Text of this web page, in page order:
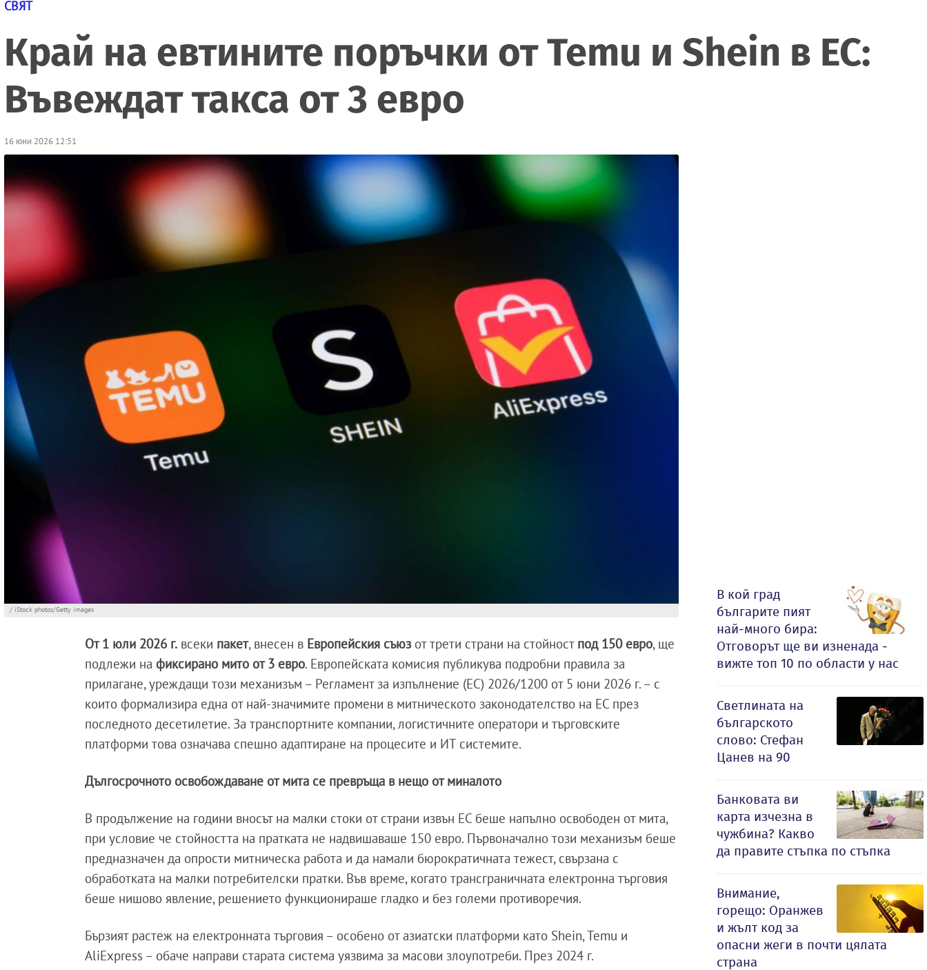
СВЯТ
Край на евтините поръчки от Temu и Shein в ЕС:
Въвеждат такса от 3 евро
16 юни 2026 12:51
/ iStock photos/Getty images
От 1 юли 2026 г. всеки пакет, внесен в Европейския съюзот трети страни на стойност под 150 евро, ще
подлежи нафиксирано мито от 3 евро. Европейската комисия публикува подробни правила за
прилагане, уреждащи този механизъм – Регламент за изпълнение (ЕС) 2026/1200 от 5 юни 2026 г. – с
които формализира една от най-значимите промени в митническото законодателство на ЕС през
последното десетилетие. За транспортните компании, логистичните оператори и търговските
платформи това означава спешно адаптиране на процесите и ИТ системите.
Дългосрочното освобождаване от мита се превръща в нещо от миналото
В продължение на години вносът на малки стоки от страни извън ЕС беше напълно освободен от мита,
при условие че стойността на пратката не надвишаваше 150 евро. Първоначално този механизъм беше
предназначен да опрости митническа работа и да намали бюрократичната тежест, свързана с
обработката на малки потребителски пратки. Във време, когато трансграничната електронна търговия
беше нишово явление, решението функционираше гладко и без големи противоречия.
Бързият растеж на електронната търговия – особено от азиатски платформи като Shein, Temu и
AliExpress – обаче направи старата система уязвима за масови злоупотреби. През 2024 г.
В кой град
българите пият
най-много бира:
Отговорът ще ви изненада -
вижте топ 10 по области у нас
Светлината на
българското
слово: Стефан
Цанев на 90
Банковата ви
карта изчезна в
чужбина? Какво
да правите стъпка по стъпка
Внимание,
горещо: Оранжев
и жълт код за
опасни жеги в почти цялата
страна